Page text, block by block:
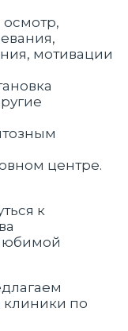
осмотр,
мотивации
центре.
к
клиники по